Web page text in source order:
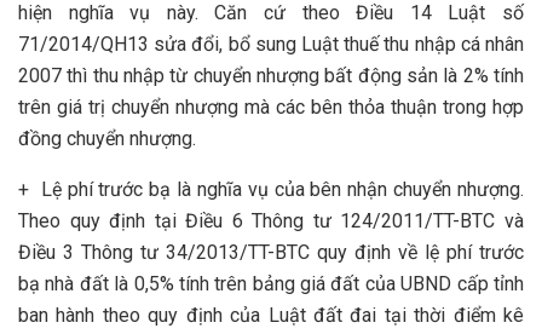
hiện nghĩa vụ này. Căn cứ theo Điều 14 Luật số
71/2014/QH13 sửa đổi, bổ sung Luật thuế thu nhập cá nhân
2007 thì thu nhập từ chuyển nhượng bất động sản là 2% tính
trên giá trị chuyển nhượng mà các bên thỏa thuận trong hợp
đồng chuyển nhượng.
+ Lệ phí trước bạ là nghĩa vụ của bên nhận chuyển nhượng.
Theo quy định tại Điều 6 Thông tư 124/2011/TT-BTC và
Điều 3 Thông tư 34/2013/TT-BTC quy định về lệ phí trước
bạ nhà đất là 0,5% tính trên bảng giá đất của UBND cấp tỉnh
ban hành theo quy định của Luật đất đai tại thời điểm kê